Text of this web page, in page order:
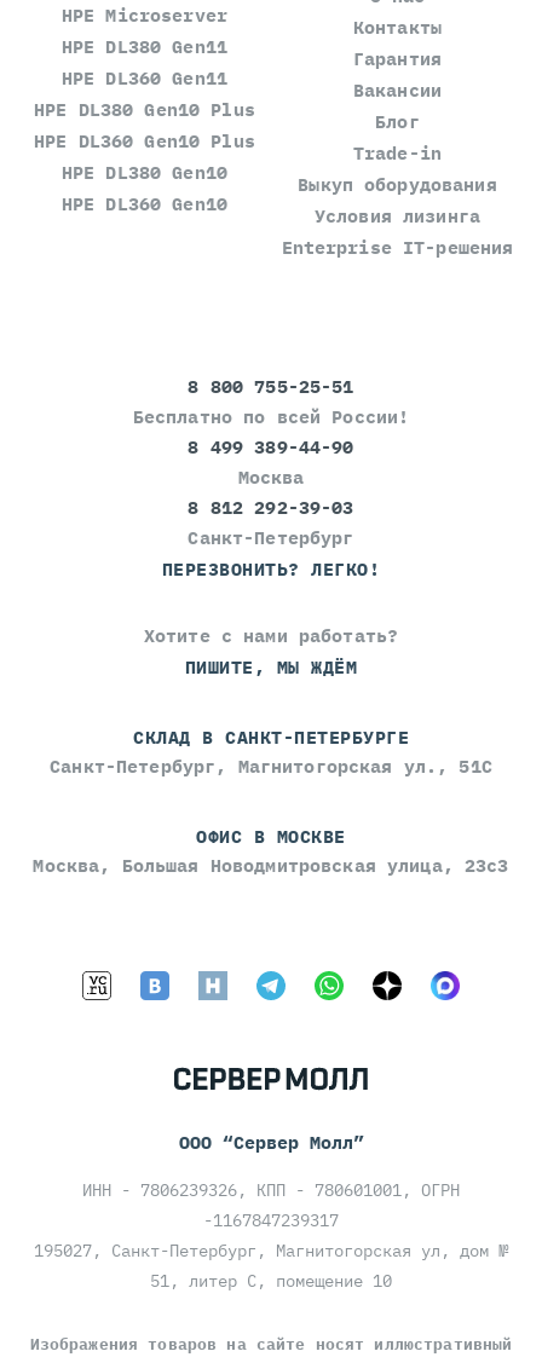
HPE Microserver
HPE DL380 Gen11
HPE DL360 Gen11
HPE DL380 Gen10 Plus
HPE DL360 Gen10 Plus
HPE DL380 Gen10
HPE DL360 Gen10
Контакты
Гарантия
Вакансии
Блог
Trade-in
Выкуп оборудования
Условия лизинга
Enterprise IT-решения
8 800 755-25-51
Бесплатно по всей России!
8 499 389-44-90
Москва
8 812 292-39-03
Санкт-Петербург
ПЕРЕЗВОНИТЬ? ЛЕГКО!
Хотите с нами работать?
ПИШИТЕ, МЫ ЖДЁМ
СКЛАД В САНКТ-ПЕТЕРБУРГЕ
Санкт-Петербург, Магнитогорская ул., 51С
ОФИС В МОСКВЕ
Москва, Большая Новодмитровская улица, 23с3
ООО “Сервер Молл”
ИНН - 7806239326, КПП - 780601001, ОГРН
-1167847239317
195027, Санкт-Петербург, Магнитогорская ул, дом №
51, литер С, помещение 10
Изображения товаров на сайте носят иллюстративный